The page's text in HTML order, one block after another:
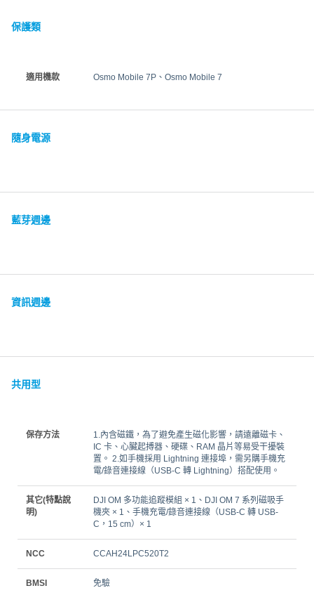
保護類
適用機款 Osmo Mobile 7P、Osmo Mobile 7
隨身電源
藍芽週邊
資訊週邊
共用型
保存方法
1.內含磁鐵，為了避免產生磁化影響，請遠離磁卡、
IC 卡、心臟起搏器、硬碟、RAM 晶片等易受干擾裝
置。 2.如手機採用 Lightning 連接埠，需另購手機充
電/錄音連接線（USB-C 轉 Lightning）搭配使用。
其它(特點說
明)
DJI OM 多功能追蹤模組 × 1、DJI OM 7 系列磁吸手
機夾 × 1、手機充電/錄音連接線（USB-C 轉 USB-
C，15 cm）× 1
NCC CCAH24LPC520T2
BMSI 免驗